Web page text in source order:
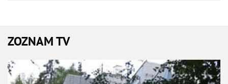
ZOZNAM TV